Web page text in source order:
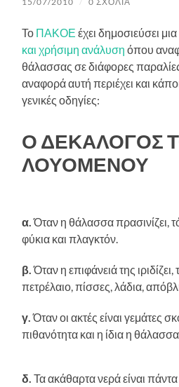
Το ΠΑΚΟΕ έχει δημοσιεύσει μια
και χρήσιμη ανάλυση όπου
θάλασσας σε διάφορες
αναφορά αυτή περιέχει και
γενικές οδηγίες:
Ο ΔΕΚΑΛΟΓΟΣ
ΛΟΥΟΜΕΝΟΥ
α.Όταν η θάλασσα πρασινίζει,
φύκια και πλαγκτόν.
β.Όταν η επιφάνειά της ιριδίζει,
πετρέλαιο, πίσσες, λάδια,
γ.Όταν οι ακτές είναι γεμάτες
πιθανότητα και η ίδια η
δ.Τα ακάθαρτα νερά είναι